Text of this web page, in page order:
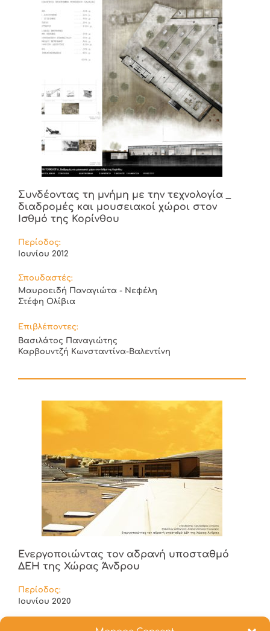
Συνδέοντας τη μνήμη με την τεχνολογία _
διαδρομές και μουσειακοί χώροι στον
Ισθμό της Κορίνθου
Περίοδος:
Ιουνίου 2012
Σπουδαστές:
Μαυροειδή Παναγιώτα - Νεφέλη
Στέφη Ολίβια
Επιβλέποντες:
Βασιλάτος Παναγιώτης
Καρβουντζή Κωνσταντίνα-Βαλεντίνη
Ενεργοποιώντας τον αδρανή υποσταθμό
ΔΕΗ της Χώρας Άνδρου
Περίοδος:
Ιουνίου 2020